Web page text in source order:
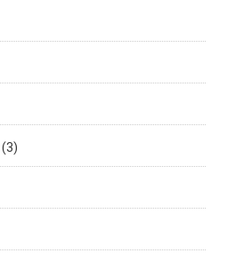
(3)